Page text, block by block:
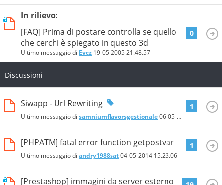
In rilievo:
[FAQ] Prima di postare controlla se quello
che cerchi è spiegato in questo 3d
Ultimo messaggio di Evcz 19-05-2005 21.48.57
0
Discussioni
Siwapp - Url Rewriting
Ultimo messaggio di samniumflavorsgestionale06-05-2014
1
[PHPATM] fatal error function getpostvar
Ultimo messaggio di andry1988sat04-05-2014 15.23.06
1
[Prestashop] immagini da server esterno